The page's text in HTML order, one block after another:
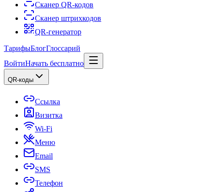
Сканер QR-кодов
Сканер штрихкодов
QR-генератор
ТарифыБлогГлоссарий
ВойтиНачать бесплатно
QR-коды
Ссылка
Визитка
Wi-Fi
Меню
Email
SMS
Телефон